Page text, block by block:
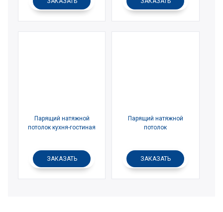
Парящий натяжной
потолок кухня-гостиная
ЗАКАЗАТЬ
Парящий натяжной
потолок
ЗАКАЗАТЬ